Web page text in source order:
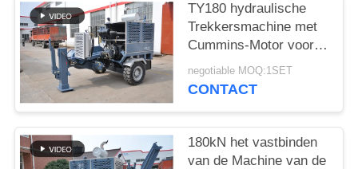
TY180 hydraulische
Trekkersmachine met
Cummins-Motor voor
Luchtlijn
negotiable MOQ:1SET
CONTACT
180kN het vastbinden
van de Machine van de